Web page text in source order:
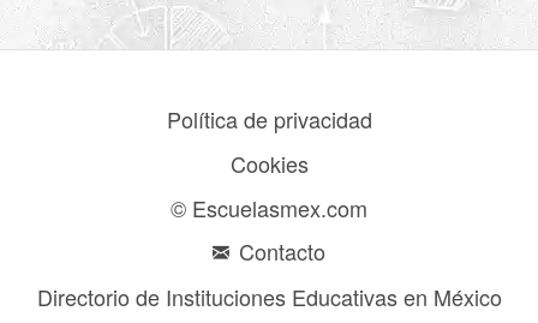
Política de privacidad
Cookies
© Escuelasmex.com
Contacto
Directorio de Instituciones Educativas en México